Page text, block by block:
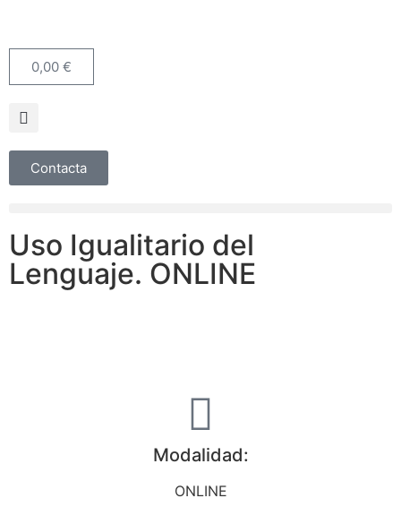
0,00 €
Contacta
Uso Igualitario del
Lenguaje. ONLINE
Modalidad:
ONLINE